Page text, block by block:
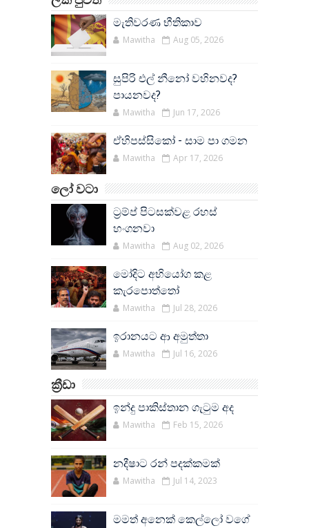
මැතිවරණ භීතිකාව
Mawitha Aug 05, 2026
සුපිරි එල් නීනෝ වහිනවද?
පායනවද?
Mawitha Jun 17, 2026
ඒහිපස්සිකෝ - සාම පා ගමන
Mawitha Apr 17, 2026
ලෝ වටා
ට්‍රම්ප් පිටසක්වළ රහස්
හංගනවා
Mawitha Aug 02, 2026
මෝදිට අභියෝග කළ
කැරපොත්තෝ
Mawitha Jul 28, 2026
ඉරානයට ආ අමුත්තා
Mawitha Jul 16, 2026
ක්‍රීඩා
ඉන්දු පාකිස්තාන ගැටුම අද
Mawitha Feb 15, 2026
නදීෂාට රන් පදක්කමක්
Mawitha Jul 14, 2023
මමත් අනෙක් කෙල්ලෝ වගේ